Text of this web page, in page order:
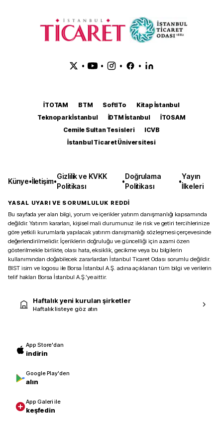
• • • •
İTOTAM BTM SoftITo
Kitap İstanbul
Teknopark İstanbul
İDTM İstanbul
İTOSAM
Cemile Sultan Tesisleri
ICVB
İstanbul Ticaret Üniversitesi
Künye•İletişim•
Gizlilik ve KVKK
Politikası
•
Doğrulama
Politikası
•
Yayın
İlkeleri
YASAL UYARI VE SORUMLULUK REDDİ
Bu sayfada yer alan bilgi, yorum ve içerikler yatırım danışmanlığı kapsamında
değildir. Yatırım kararları, kişisel mali durumunuz ile risk ve getiri tercihlerinize
göre yetkili kurumlarla yapılacak yatırım danışmanlığı sözleşmesi çerçevesinde
değerlendirilmelidir. İçeriklerin doğruluğu ve güncelliği için azami özen
gösterilmekle birlikte, olası hata, eksiklik, gecikme veya bu bilgilerin
kullanımından doğabilecek zararlardan İstanbul Ticaret Odası sorumlu değildir.
BIST isim ve logosu ile Borsa İstanbul A.Ş. adına açıklanan tüm bilgi ve verilerin
telif hakları Borsa İstanbul A.Ş.’ye aittir.
Haftalık yeni kurulan şirketler
Haftalık listeye göz atın
App Store'dan
indirin
Google Play'den
alın
App Galeri ile
keşfedin